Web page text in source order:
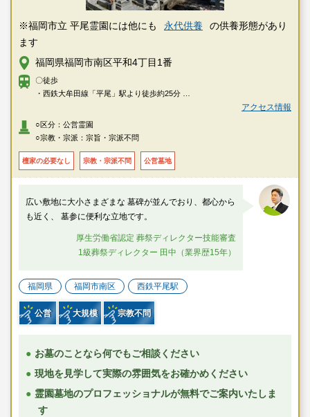
※福岡市立 平尾霊園には他にも 永代供養
の供養形態があり
ます
福岡県福岡市南区平和4丁目1番
〇徒歩
・西鉄大牟田線「平尾」駅より徒歩約25分
〇車
アクセス情報
○区分：公営霊園
○宗教・宗派：宗旨・宗派不問
檀家の必要なし 宗教・宗派不問 公営墓地
広い敷地に大小さまざまな 墓碑が並んでおり、都心から
も近く、 墓参に便利な立地です。
厚生労働省認定 葬祭ディレクター技能審査
1級葬祭ディレクター 田中（業界歴15年）
福岡県 福岡市南区 西鉄平尾駅
公営 大規模 宗教不問
お墓のことなら何でもご相談ください
現地を見学して実際の雰囲気をお確かめください
霊園墓地のプロフェッショナルが無料でご案内いたしま
す